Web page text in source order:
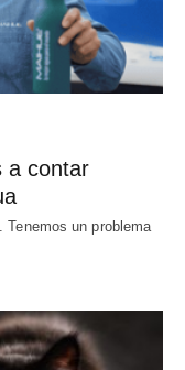
a contar
Tenemos un problema